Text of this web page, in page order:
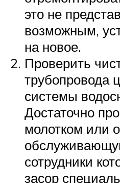
это не
возможным,
на новое.
Проверить
трубопровода
системы
Достаточно
молотком или
сотрудники
засор